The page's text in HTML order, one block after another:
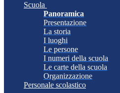
Scuola
Panoramica
Presentazione
La storia
I luoghi
Le persone
I numeri della scuola
Le carte della scuola
Organizzazione
Personale scolastico